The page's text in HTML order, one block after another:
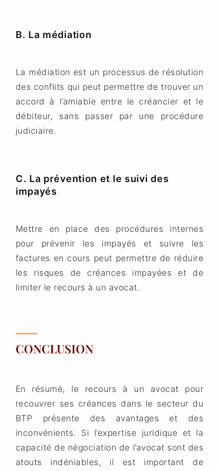
B. La médiation
La médiation est un processus de résolution
des conflits qui peut permettre de trouver un
accord à l’amiable entre le créancier et le
débiteur, sans passer par une procédure
judiciaire.
C. La prévention et le suivi des
impayés
Mettre en place des procédures internes
pour prévenir les impayés et suivre les
factures en cours peut permettre de réduire
les risques de créances impayées et de
limiter le recours à un avocat.
CONCLUSION
En résumé, le recours à un avocat pour
recouvrer ses créances dans le secteur du
BTP présente des avantages et des
inconvénients. Si l’expertise juridique et la
capacité de négociation de l’avocat sont des
atouts indéniables, il est important de